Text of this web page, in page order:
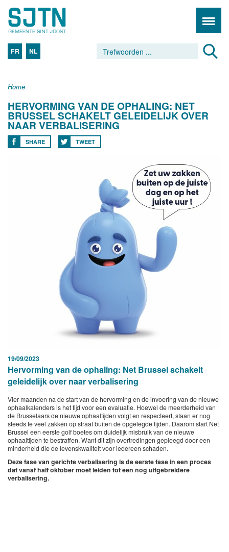
FR NL
Home
HERVORMING VAN DE OPHALING: NET
BRUSSEL SCHAKELT GELEIDELIJK OVER
NAAR VERBALISERING
SHARE TWEET
19/09/2023
Hervorming van de ophaling: Net Brussel schakelt
geleidelijk over naar verbalisering
Vier maanden na de start van de hervorming en de invoering van de nieuwe
ophaalkalenders is het tijd voor een evaluatie. Hoewel de meerderheid van
de Brusselaars de nieuwe ophaaltijden volgt en respecteert, staan er nog
steeds te veel zakken op straat buiten de opgelegde tijden. Daarom start Net
Brussel een eerste golf boetes om duidelijk misbruik van de nieuwe
ophaaltijden te bestraffen. Want dit zijn overtredingen gepleegd door een
minderheid die de levenskwaliteit voor iedereen schaden.
Deze fase van gerichte verbalisering is de eerste fase in een proces
dat vanaf half oktober moet leiden tot een nog uitgebreidere
verbalisering.